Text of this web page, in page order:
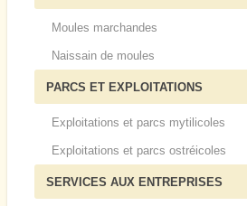
Moules marchandes
Naissain de moules
PARCS ET EXPLOITATIONS
Exploitations et parcs mytilicoles
Exploitations et parcs ostréicoles
SERVICES AUX ENTREPRISES